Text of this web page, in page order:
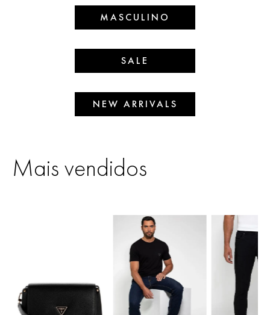
MASCULINO
SALE
NEW ARRIVALS
Mais vendidos